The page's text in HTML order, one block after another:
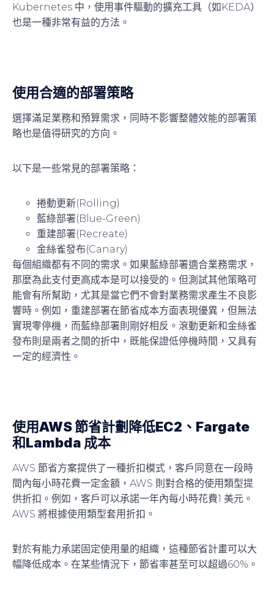
Kubernetes 中，使用事件驅動的擴充工具（如KEDA）
也是一種非常有益的方法。
使用合適的部署策略
選擇滿足業務和預算需求，同時不影響整體效能的部署策
略也是值得研究的方向。
以下是一些常見的部署策略：
捲動更新(Rolling)
藍綠部署(Blue-Green)
重建部署(Recreate)
金絲雀發布(Canary)
每個組織都有不同的需求。如果藍綠部署適合業務需求，
那麼為此支付更高成本是可以接受的。但測試其他策略可
能會有所幫助，尤其是當它們不會對業務需求產生不良影
響時。例如，重建部署在節省成本方面表現優異，但無法
實現零停機，而藍綠部署則剛好相反。滾動更新和金絲雀
發布則是兩者之間的折中，既能保證低停機時間，又具有
一定的經濟性。
使用AWS 節省計劃降低EC2、Fargate
和Lambda 成本
AWS 節省方案提供了一種折扣模式，客戶同意在一段時
間內每小時花費一定金額，AWS 則對合格的使用類型提
供折扣。例如，客戶可以承諾一年內每小時花費1 美元。
AWS 將根據使用類型套用折扣。
對於有能力承諾固定使用量的組織，這種節省計畫可以大
幅降低成本。在某些情況下，節省率甚至可以超過60%。